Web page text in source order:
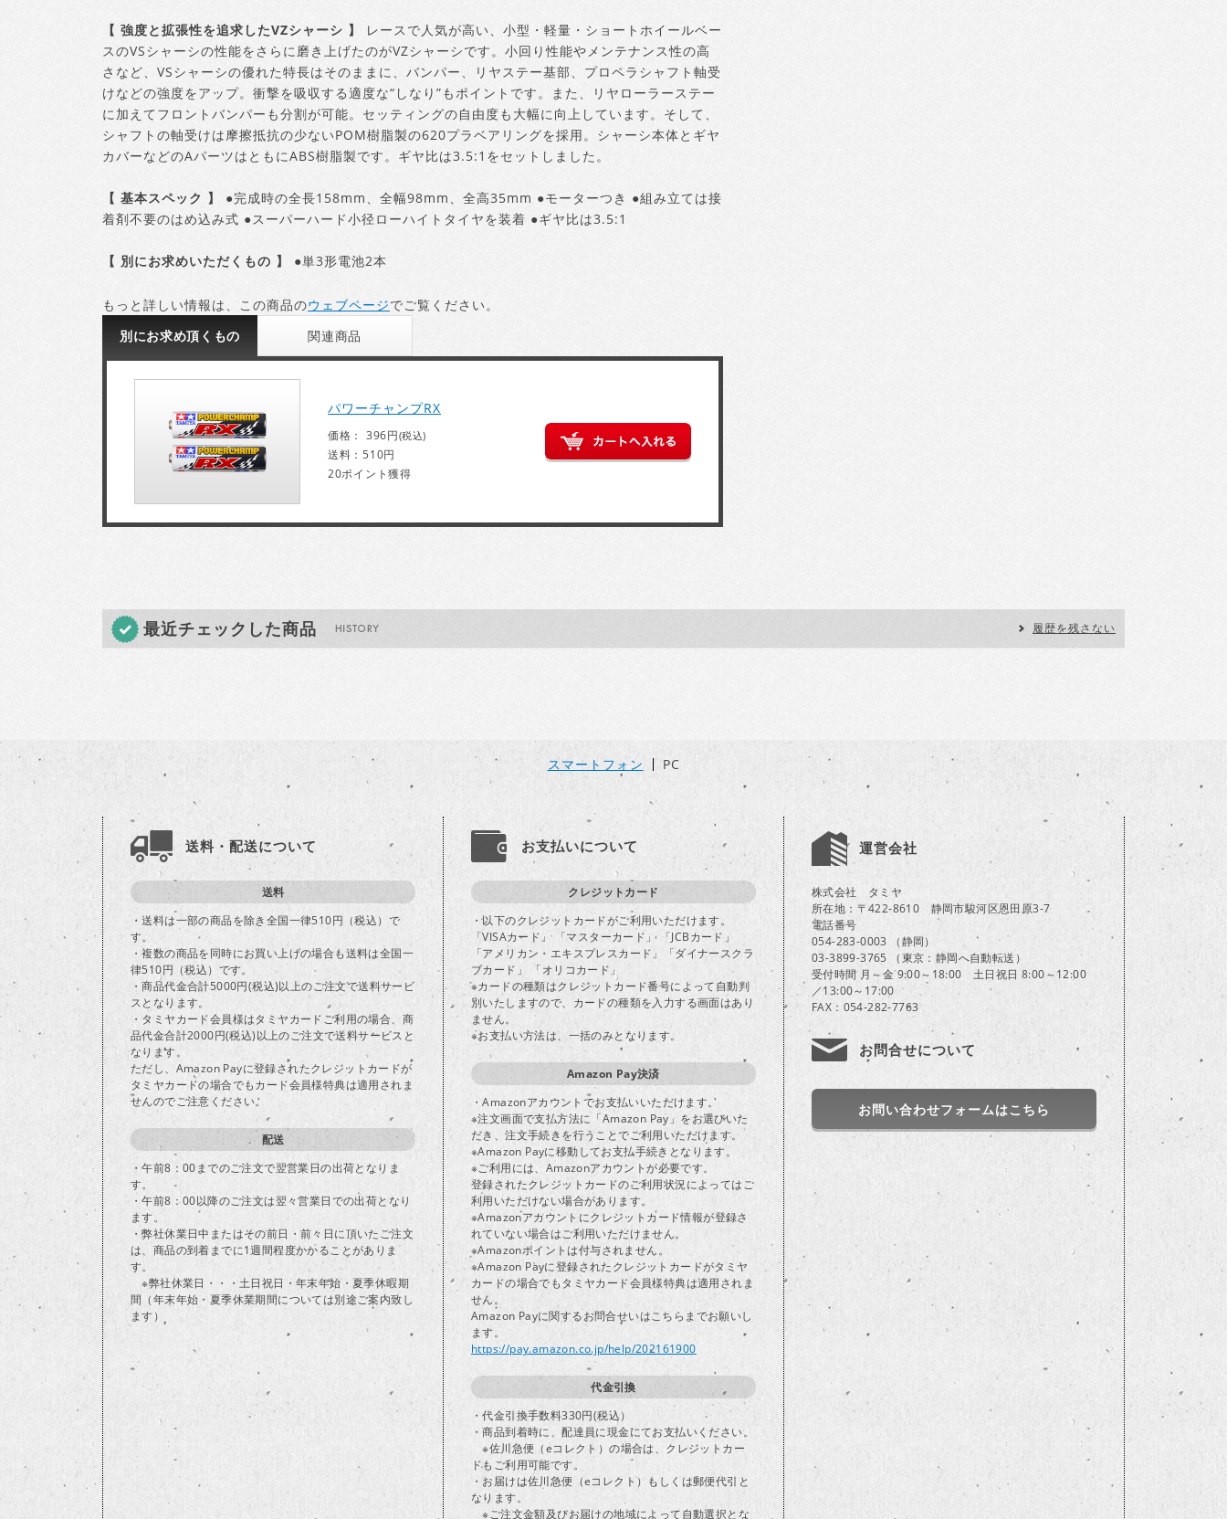
【 強度と拡張性を追求したVZシャーシ 】
レースで人気が高い、小型・軽量・ショートホイールベー
スのVSシャーシの性能をさらに磨き上げたのがVZシャーシです。小回り性能やメンテナンス性の高
さなど、VSシャーシの優れた特長はそのままに、バンパー、リヤステー基部、プロペラシャフト軸受
けなどの強度をアップ。衝撃を吸収する適度な“しなり”もポイントです。また、リヤローラーステー
に加えてフロントバンパーも分割が可能。セッティングの自由度も大幅に向上しています。そして、
シャフトの軸受けは摩擦抵抗の少ないPOM樹脂製の620プラベアリングを採用。シャーシ本体とギヤ
カバーなどのAパーツはともにABS樹脂製です。ギヤ比は3.5:1をセットしました。
【 基本スペック 】
●完成時の全長158mm、全幅98mm、全高35mm ●モーターつき ●組み立ては接
着剤不要のはめ込み式 ●スーパーハード小径ローハイトタイヤを装着 ●ギヤ比は3.5:1
【 別にお求めいただくもの 】 ●単3形電池2本
もっと詳しい情報は、この商品のウェブページでご覧ください。
別にお求め頂くもの
関連商品
パワーチャンプRX
価格： 396円(税込)
送料：510円
20ポイント獲得
最近チェックした商品 履歴を残さない
スマートフォン PC
送料・配送について
送料
・送料は一部の商品を除き全国一律510円（税込）で
す。
・複数の商品を同時にお買い上げの場合も送料は全国一
律510円（税込）です。
・商品代金合計5000円(税込)以上のご注文で送料サービ
スとなります。
・タミヤカード会員様はタミヤカードご利用の場合、商
品代金合計2000円(税込)以上のご注文で送料サービスと
なります。
ただし、Amazon Payに登録されたクレジットカードが
タミヤカードの場合でもカード会員様特典は適用されま
せんのでご注意ください。
配送
・午前8：00までのご注文で翌営業日の出荷となりま
す。
・午前8：00以降のご注文は翌々営業日での出荷となり
ます。
・弊社休業日中またはその前日・前々日に頂いたご注文
は、商品の到着までに1週間程度かかることがありま
す。
※弊社休業日・・・土日祝日・年末年始・夏季休暇期
間（年末年始・夏季休業期間については別途ご案内致し
ます）
お支払いについて
クレジットカード
・以下のクレジットカードがご利用いただけます。
「VISAカード」 「マスターカード」 「JCBカード」
「アメリカン・エキスプレスカード」「ダイナースクラ
ブカード」 「オリコカード」
※カードの種類はクレジットカード番号によって自動判
別いたしますので、カードの種類を入力する画面はあり
ません。
※お支払い方法は、一括のみとなります。
Amazon Pay決済
・Amazonアカウントでお支払いいただけます。
※注文画面で支払方法に「Amazon Pay」をお選びいた
だき、注文手続きを行うことでご利用いただけます。
※Amazon Payに移動してお支払手続きとなります。
※ご利用には、Amazonアカウントが必要です。
登録されたクレジットカードのご利用状況によってはご
利用いただけない場合があります。
※Amazonアカウントにクレジットカード情報が登録さ
れていない場合はご利用いただけません。
※Amazonポイントは付与されません。
※Amazon Payに登録されたクレジットカードがタミヤ
カードの場合でもタミヤカード会員様特典は適用されま
せん。
Amazon Payに関するお問合せいはこちらまでお願いし
ます。
https://pay.amazon.co.jp/help/202161900
代金引換
・代金引換手数料330円(税込）
・商品到着時に、配達員に現金にてお支払いください。
※佐川急便（eコレクト）の場合は、クレジットカー
ドもご利用可能です。
・お届けは佐川急便（eコレクト）もしくは郵便代引と
なります。
※ご注文金額及びお届けの地域によって自動選択とな
運営会社
株式会社 タミヤ
所在地：〒422-8610 静岡市駿河区恩田原3-7
電話番号
054-283-0003 （静岡）
03-3899-3765 （東京：静岡へ自動転送）
受付時間 月～金 9:00～18:00 土日祝日 8:00～12:00
／13:00～17:00
FAX：054-282-7763
お問合せについて
お問い合わせフォームはこちら